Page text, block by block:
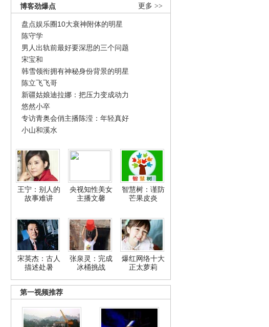
更多 >>
博客劲爆点
盘点娱乐圈10大衰神附体的明星
陈守学
男人出轨前最好要深思的三个问题
宋宝和
韩雪领衔拥有神秘身份背景的明星
陈立飞飞哥
新疆姑娘迪拉娜：把压力变成动力
悠然小卒
专访青奥会俏主播陈滢：年轻真好
小山和溪水
王宁：别人的
故事难讲
央视知性美女
主播文馨
智慧树：谨防
芒果皮炎
宋英杰：古人
描述处暑
张泉灵：完成
冰桶挑战
爆红网络十大
正太萝莉
第一视频推荐